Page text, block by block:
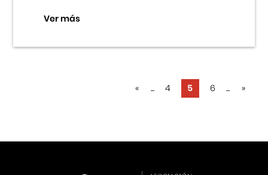
Ver más
« ... 4 5 6 ... »